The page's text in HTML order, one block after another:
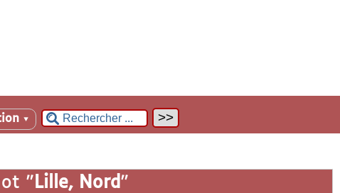
▼
" Lille, Nord "